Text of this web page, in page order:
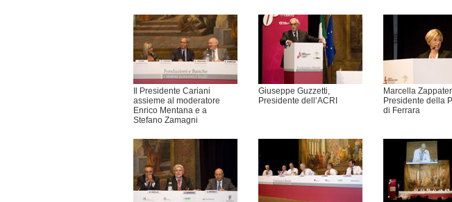
Il Presidente Cariani
assieme al moderatore
Enrico Mentana e a
Stefano Zamagni
Giuseppe Guzzetti,
Presidente dell’ACRI
Marcella
Presidente della
di Ferrara